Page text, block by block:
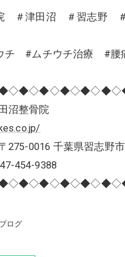
＃津田沼 ＃習志野
チ #ムチウチ治療 #
沼整骨院
275-0016 千葉県習志野
454-9388
ログ